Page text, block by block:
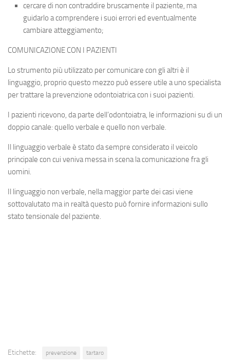
cercare di non contraddire bruscamente il paziente, ma
guidarlo a comprendere i suoi errori ed eventualmente
cambiare atteggiamento;
COMUNICAZIONE CON I PAZIENTI
Lo strumento più utilizzato per comunicare con gli altri è il
linguaggio, proprio questo mezzo può essere utile a uno specialista
per trattare la prevenzione odontoiatrica con i suoi pazienti.
I pazienti ricevono, da parte dell’odontoiatra, le informazioni su di un
doppio canale: quello verbale e quello non verbale.
Il linguaggio verbale è stato da sempre considerato il veicolo
principale con cui veniva messa in scena la comunicazione fra gli
uomini.
Il linguaggio non verbale, nella maggior parte dei casi viene
sottovalutato ma in realtà questo può fornire informazioni sullo
stato tensionale del paziente.
Etichette: prevenzione tartaro